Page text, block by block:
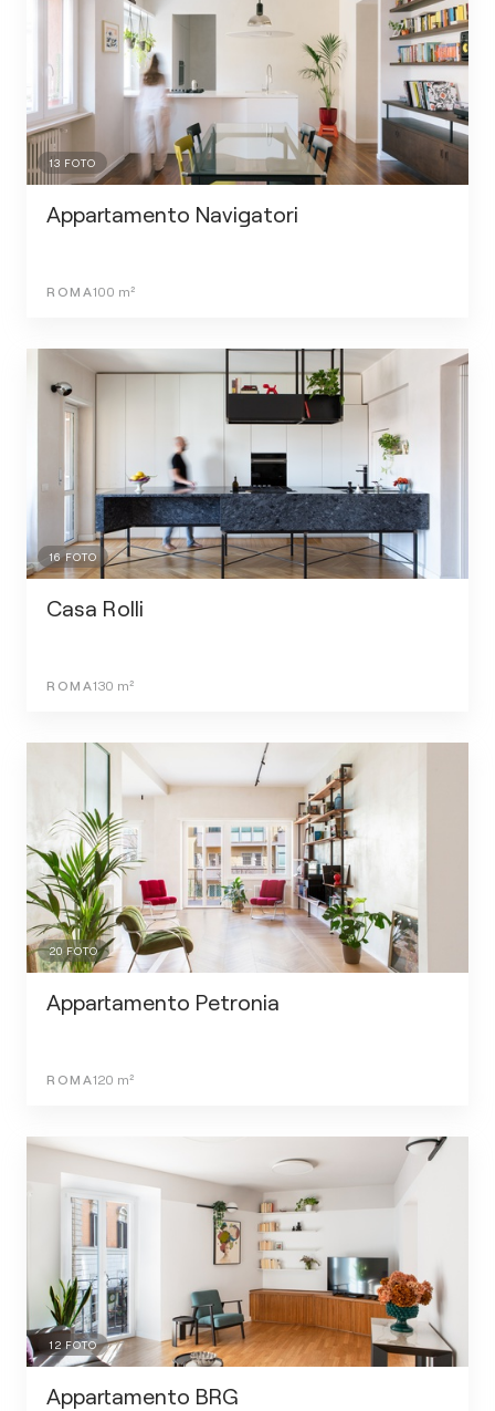
13 FOTO
Appartamento Navigatori
ROMA100 m²
16FOTO
Casa Rolli
ROMA130 m²
20 FOTO
Appartamento Petronia
ROMA120 m²
12 FOTO
Appartamento BRG